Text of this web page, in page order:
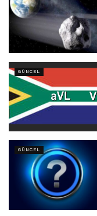
GÜNCEL
GÜNCEL